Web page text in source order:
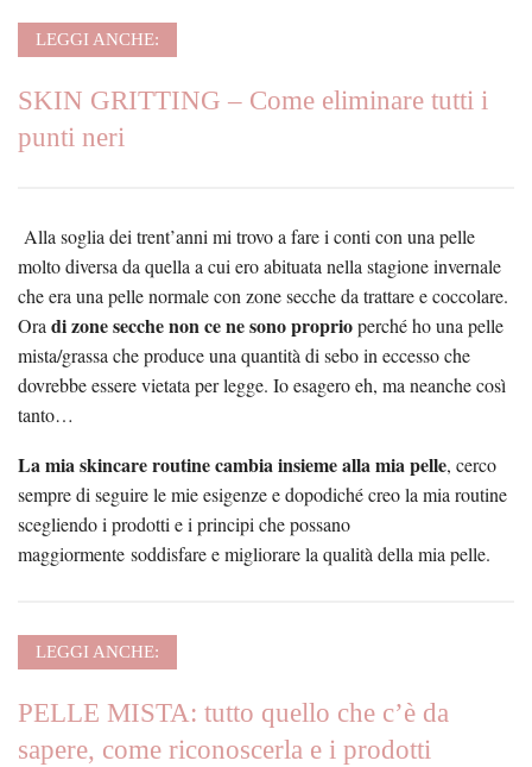
LEGGI ANCHE:
SKIN GRITTING – Come eliminare tutti i
punti neri
Alla soglia dei trent’anni mi trovo a fare i conti con una pelle
molto diversa da quella a cui ero abituata nella stagione invernale
che era una pelle normale con zone secche da trattare e coccolare.
Ora di zone secche non ce ne sono proprioperché ho una pelle
mista/grassa che produce una quantità di sebo in eccesso che
dovrebbe essere vietata per legge. Io esagero eh, ma neanche così
tanto…
La mia skincare routine cambia insieme alla mia pelle, cerco
sempre di seguire le mie esigenze e dopodiché creo la mia routine
scegliendo i prodotti e i principi che possano
maggiormente soddisfare e migliorare la qualità della mia pelle.
LEGGI ANCHE:
PELLE MISTA: tutto quello che c’è da
sapere, come riconoscerla e i prodotti